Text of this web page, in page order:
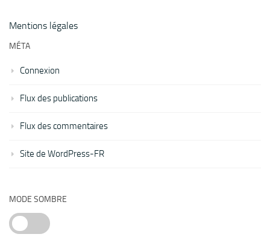
Mentions légales
MÉTA
Connexion
Flux des publications
Flux des commentaires
Site de WordPress-FR
MODE SOMBRE